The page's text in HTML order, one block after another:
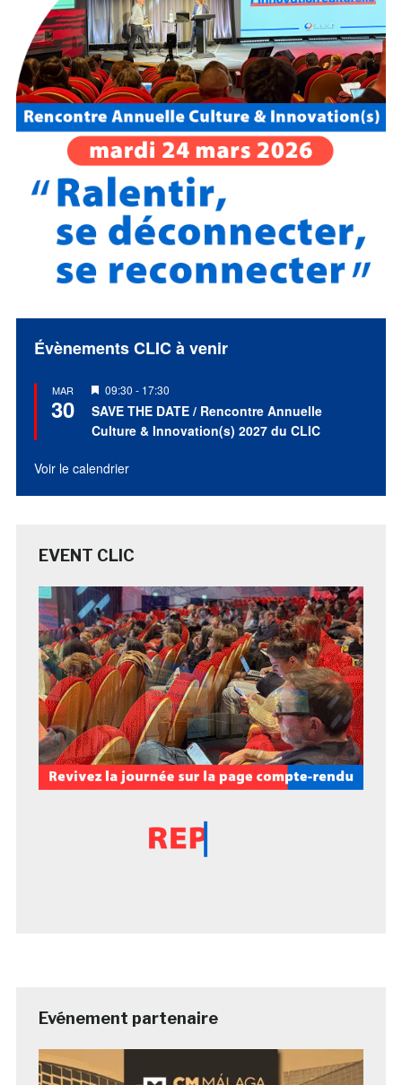
Évènements CLIC à venir
MAR
30
Mis
en
avant
09:30 - 17:30
SAVE THE DATE / Rencontre Annuelle
Culture & Innovation(s) 2027 du CLIC
Voir le calendrier
EVENT CLIC
Evénement partenaire